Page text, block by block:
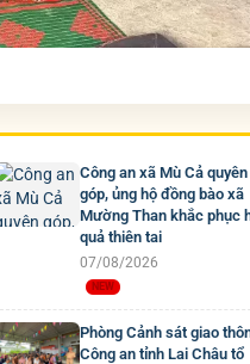
Công an xã Mù Cả quyên
góp, ủng hộ đồng bào xã
Mường Than khắc phục
quả thiên tai
07/08/2026
Phòng Cảnh sát giao
Công an tỉnh Lai Châu tổ